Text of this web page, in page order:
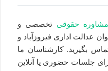
مشاوره حقوقی تخصصی و
عدالت اداری فیروزآباد و
بگیرید. کارشناسان ما
جلسات حضوری یا آنلاین